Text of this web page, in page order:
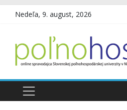
Nedeľa, 9. august, 2026